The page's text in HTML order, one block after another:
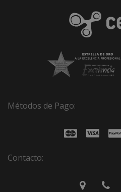
Métodos de Pago:
Contacto: